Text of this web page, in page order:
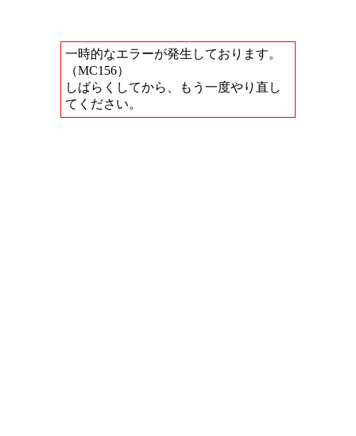
一時的なエラーが発生しております。
（MC156）
しばらくしてから、もう一度やり直し
てください。